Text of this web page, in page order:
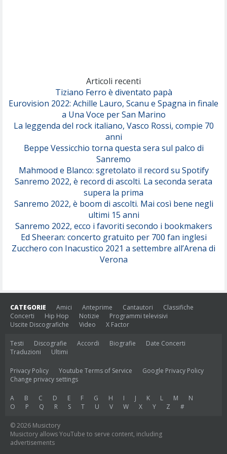
Serenamente
Articoli recenti
Tiziano Ferro è diventato papà
Eurovision 2022: Achille Lauro, Scanu e Spagna in finale
a Una Voce per San Marino
La leggenda del rock italiano, Vasco Rossi, compie 70
anni
Beppe Vessicchio torna questa sera sul palco di
Sanremo
Mahmood e Blanco: sgretolato il record su Spotify
Sanremo 2022, è record di ascolti. La seconda serata
supera la prima
Sanremo 2022, è boom di ascolti. Mai così bene negli
ultimi 15 anni
Sanremo 2022, ecco i favoriti secondo i bookmakers
Ed Sheeran: concerto gratuito per 700 fan inglesi
Zucchero con Inacustico 2021 a settembre all’Arena di
Verona
CATEGORIE Amici Anteprime Cantautori
Classifiche
Concerti
Hip Hop Notizie
Programmi televisivi
Uscite Discografiche
Video X Factor
Testi Discografie Accordi Biografie
Date Concerti
Traduzioni
Ultimi
Privacy Policy Youtube Terms of Service
Google Privacy Policy
Change privacy settings
A B C D E F G H I J K L M
N
O
P Q R S T U V W X Y Z #
© 2026 Musictory
Musictory allows YouTube to serve content, including
advertisements